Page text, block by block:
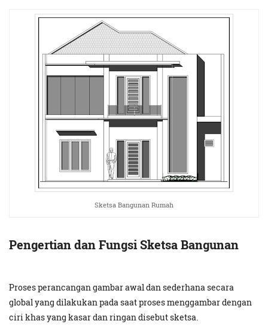
Sketsa Bangunan Rumah
Pengertian dan Fungsi Sketsa Bangunan
Proses perancangan gambar awal dan sederhana secara
global yang dilakukan pada saat proses menggambar dengan
ciri khas yang kasar dan ringan disebut sketsa.